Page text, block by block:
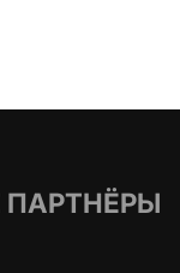
ПАРТНЁРЫ